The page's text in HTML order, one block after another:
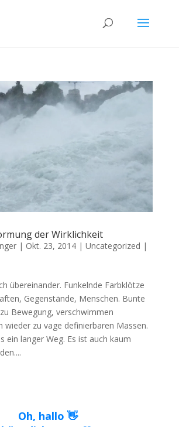
der Wirklichkeit
| Okt. 23, 2014| Uncategorized |
übereinander. Funkelnde Farbklötze
Gegenstände, Menschen. Bunte
Bewegung, verschwimmen
wieder zu vage definierbaren Massen.
ein langer Weg. Es ist auch kaum
Oh, hallo 👋